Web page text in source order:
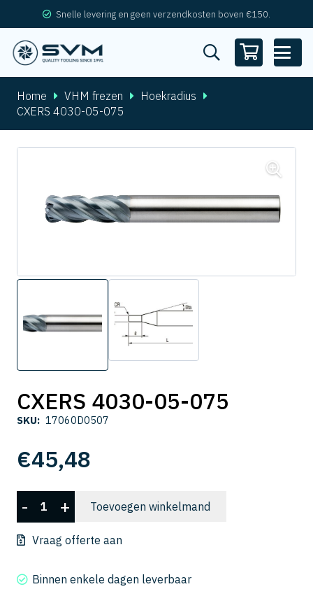
Snelle levering en geen verzendkosten boven €150.
Home VHM frezen
Hoekradius
CXERS 4030-05-075
CXERS 4030-05-075
SKU: 17060D0507
€45,48
CXERS
4030-
05-
aantal
- + Toevoegen winkelmand
Vraag offerte aan
Binnen enkele dagen leverbaar